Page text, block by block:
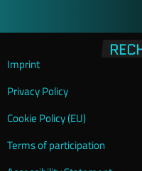
Imprint
Privacy Policy
Cookie Policy (EU)
Terms of participation